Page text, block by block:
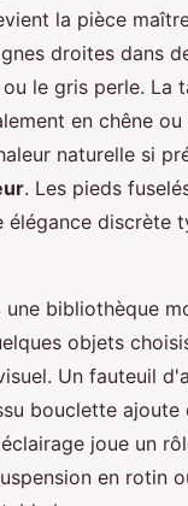
la pièce
droites dans
le gris perle. La
en chêne ou
naturelle si
. Les pieds
élégance discrète
bibliothèque
objets
Un fauteuil
bouclette
joue un
en rotin